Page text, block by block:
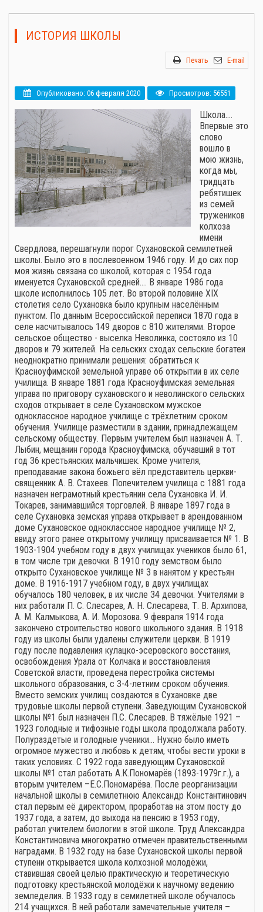
ИСТОРИЯ ШКОЛЫ
Печать E-mail
Опубликовано: 06 февраля 2020 Просмотров: 56551
Школа.…
Впервые это
слово
вошло в
мою жизнь,
когда мы,
тридцать
ребятишек
из семей
тружеников
колхоза
имени
Свердлова, перешагнули порог Сухановской семилетней
школы. Было это в послевоенном 1946 году. И до сих пор
моя жизнь связана со школой, которая с 1954 года
именуется Сухановской средней.… В январе 1986 года
школе исполнилось 105 лет. Во второй половине XIX
столетия село Сухановка было крупным населённым
пунктом. По данным Всероссийской переписи 1870 года в
селе насчитывалось 149 дворов с 810 жителями. Второе
сельское общество - выселка Неволинка, состояло из 10
дворов и 79 жителей. На сельских сходах сельские богатеи
неоднократно принимали решения: обратиться к
Красноуфимской земельной управе об открытии в их селе
училища. В январе 1881 года Красноуфимская земельная
управа по приговору сухановского и неволинского сельских
сходов открывает в селе Сухановском мужское
одноклассное народное училище с трёхлетним сроком
обучения. Училище разместили в здании, принадлежащем
сельскому обществу. Первым учителем был назначен А. Т.
Лыбин, мещанин города Красноуфимска, обучавший в тот
год 36 крестьянских мальчишек. Кроме учителя,
преподавание закона божьего вёл представитель церкви-
священник А. В. Стахеев. Попечителем училища с 1881 года
назначен неграмотный крестьянин села Сухановка И. И.
Токарев, занимавшийся торговлей. В январе 1897 года в
селе Сухановка земская управа открывает в арендованном
доме Сухановское одноклассное народное училище № 2,
ввиду этого ранее открытому училищу присваивается № 1. В
1903-1904 учебном году в двух училищах учеников было 61,
в том числе три девочки. В 1910 году земством было
открыто Сухановское училище № 3 в нанятом у крестьян
доме. В 1916-1917 учебном году, в двух училищах
обучалось 180 человек, в их числе 34 девочки. Учителями в
них работали П. С. Слесарев, А. Н. Слесарева, Т. В. Архипова,
А. М. Калмыкова, А. И. Морозова. 9 февраля 1914 года
закончено строительство нового школьного здания. В 1918
году из школы были удалены служители церкви. В 1919
году после подавления кулацко-эсеровского восстания,
освобождения Урала от Колчака и восстановления
Советской власти, проведена перестройка системы
школьного образования, с 3-4-летним сроком обучения.
Вместо земских училищ создаются в Сухановке две
трудовые школы первой ступени. Заведующим Сухановской
школы №1 был назначен П.С. Слесарев. В тяжёлые 1921 –
1923 голодные и тифозные годы школа продолжала работу.
Полураздетые и голодные ученики… Нужно было иметь
огромное мужество и любовь к детям, чтобы вести уроки в
таких условиях. С 1922 года заведующим Сухановской
школы №1 стал работать А.К.Пономарёв (1893-1979г.г.), а
вторым учителем –Е.С.Пономарёва. После реорганизации
начальной школы в семилетнюю Александр Константинович
стал первым её директором, проработав на этом посту до
1937 года, а затем, до выхода на пенсию в 1953 году,
работал учителем биологии в этой школе. Труд Александра
Константиновича многократно отмечен правительственными
наградами. В 1932 году на базе Сухановской школы первой
ступени открывается школа колхозной молодёжи,
ставившая своей целью практическую и теоретическую
подготовку крестьянской молодёжи к научному ведению
земледелия. В 1933 году в семилетней школе обучалось
214 учащихся. В ней работали замечательные учителя –